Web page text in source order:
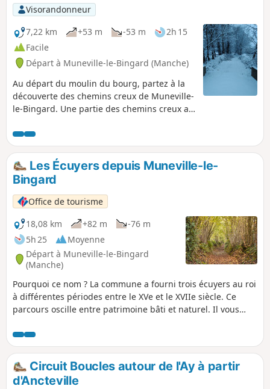
Visorandonneur
7,22 km
+53 m -53 m
2h 15
Facile
Départ à Muneville-le-Bingard (Manche)
Au départ du moulin du bourg, partez à la
découverte des chemins creux de Muneville-
le-Bingard. Une partie des chemins creux a
l'association Bocage et Patrimoine
Munevillais en 2024. L'entretien de quelques
chemins est effectué par des bénévoles,
suivant la disponibilité de chacun, et il se
peut que l'herbe soit un peu haute à
certains moments de l'année.
Les Écuyers depuis Muneville-le-
Bingard
Office de tourisme
18,08 km
+82 m
-76 m
5h 25
Moyenne
Départ à Muneville-le-Bingard
(Manche)
Pourquoi ce nom ? La commune a fourni trois écuyers au roi
à différentes périodes entre le XVe et le XVIIe siècle. Ce
parcours oscille entre patrimoine bâti et naturel. Il vous
selon les saisons. Tantôt bocage, tantôt lande, découvrez
cet espace délimité par des haies qui abritent de superbes
essences d'arbres, de nombreuses espèces végétales et
animales.
Circuit Boucles autour de l'Ay à partir
d'Ancteville